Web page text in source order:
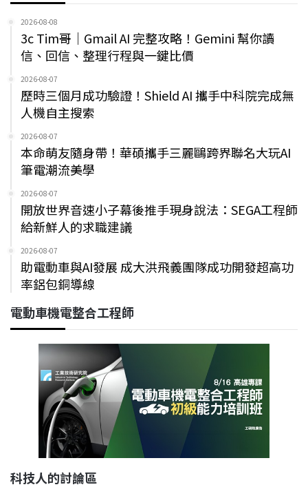
2026-08-08
3c Tim哥｜Gmail AI 完整攻略！Gemini 幫你讀
信、回信、整理行程與一鍵比價
2026-08-07
歷時三個月成功驗證！Shield AI 攜手中科院完成無
人機自主搜索
2026-08-07
本命萌友隨身帶！華碩攜手三麗鷗跨界聯名大玩AI
筆電潮流美學
2026-08-07
開放世界音速小子幕後推手現身說法：SEGA工程師
給新鮮人的求職建議
2026-08-07
助電動車與AI發展 成大洪飛義團隊成功開發超高功
率鋁包銅導線
電動車機電整合工程師
科技人的討論區